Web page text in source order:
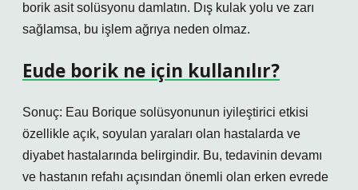
borik asit solüsyonu damlatın. Dış kulak yolu ve zarı
sağlamsa, bu işlem ağrıya neden olmaz.
Eude borik ne için kullanılır?
Sonuç: Eau Borique solüsyonunun iyileştirici etkisi
özellikle açık, soyulan yaraları olan hastalarda ve
diyabet hastalarında belirgindir. Bu, tedavinin devamı
ve hastanın refahı açısından önemli olan erken evrede